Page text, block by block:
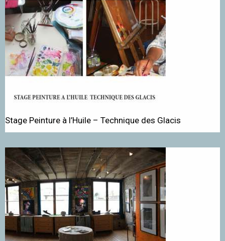
Stage Peinture à l’Huile – Technique des Glacis